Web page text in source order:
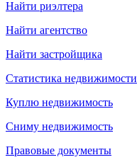
Найти риэлтера
Найти агентство
Найти застройщика
Статистика недвижимости
Куплю недвижимость
Сниму недвижимость
Правовые документы